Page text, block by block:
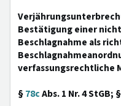
Bestätigung einer
Beschlagnahme als
verfassungsrechtliche
§78cAbs. 1 Nr. 4 StGB; §